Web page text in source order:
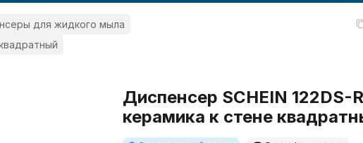
для жидкого мыла
Диспенсер SCHEIN 122DS-R
керамика к стене